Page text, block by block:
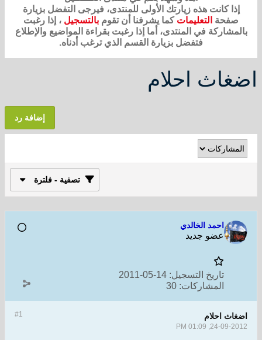
إذا كانت هذه زيارتك الأولى للمنتدى، فيرجى التفضل بزيارة
صفحة التعليمات كما يشرفنا أن تقوم بالتسجيل ، إذا رغبت
بالمشاركة في المنتدى، أما إذا رغبت بقراءة المواضيع والإطلاع
فتفضل بزيارة القسم الذي ترغب أدناه.
اضغاث احلام
إضافة رد
تصفية - فلترة
احمد الخالدي
عضو جديد
تاريخ التسجيل: 14-05-2011
المشاركات: 30
#1 اضغاث احلام
24-09-2012, 01:09 PM